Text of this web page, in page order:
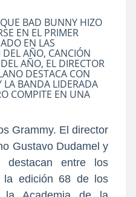
BAD BUNNY HIZO
EN EL PRIMER
EN LAS
AÑO, CANCIÓN
AÑO, EL DIRECTOR
DESTACA CON
LA BANDA LIDERADA
COMPITE EN UNA
Grammy. El director
Gustavo Dudamel y
destacan entre los
la edición 68 de los